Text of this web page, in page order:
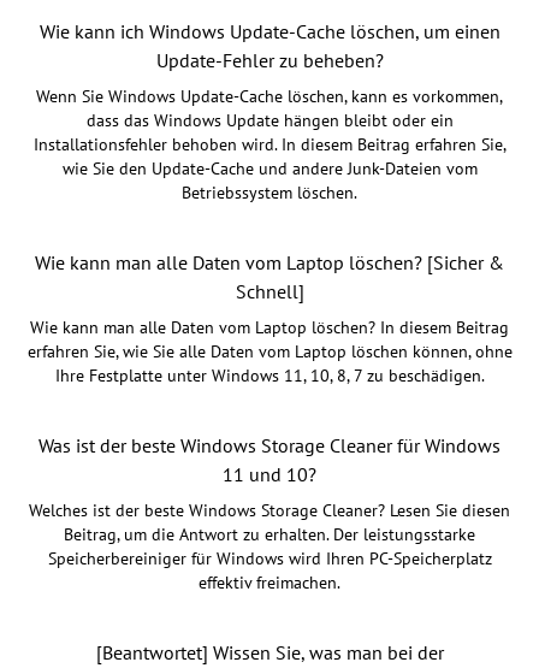
Wie kann ich Windows Update-Cache löschen, um einen
Update-Fehler zu beheben?
Wenn Sie Windows Update-Cache löschen, kann es vorkommen,
dass das Windows Update hängen bleibt oder ein
Installationsfehler behoben wird. In diesem Beitrag erfahren Sie,
wie Sie den Update-Cache und andere Junk-Dateien vom
Betriebssystem löschen.
Wie kann man alle Daten vom Laptop löschen? [Sicher &
Schnell]
Wie kann man alle Daten vom Laptop löschen? In diesem Beitrag
erfahren Sie, wie Sie alle Daten vom Laptop löschen können, ohne
Ihre Festplatte unter Windows 11, 10, 8, 7 zu beschädigen.
Was ist der beste Windows Storage Cleaner für Windows
11 und 10?
Welches ist der beste Windows Storage Cleaner? Lesen Sie diesen
Beitrag, um die Antwort zu erhalten. Der leistungsstarke
Speicherbereiniger für Windows wird Ihren PC-Speicherplatz
effektiv freimachen.
[Beantwortet] Wissen Sie, was man bei der